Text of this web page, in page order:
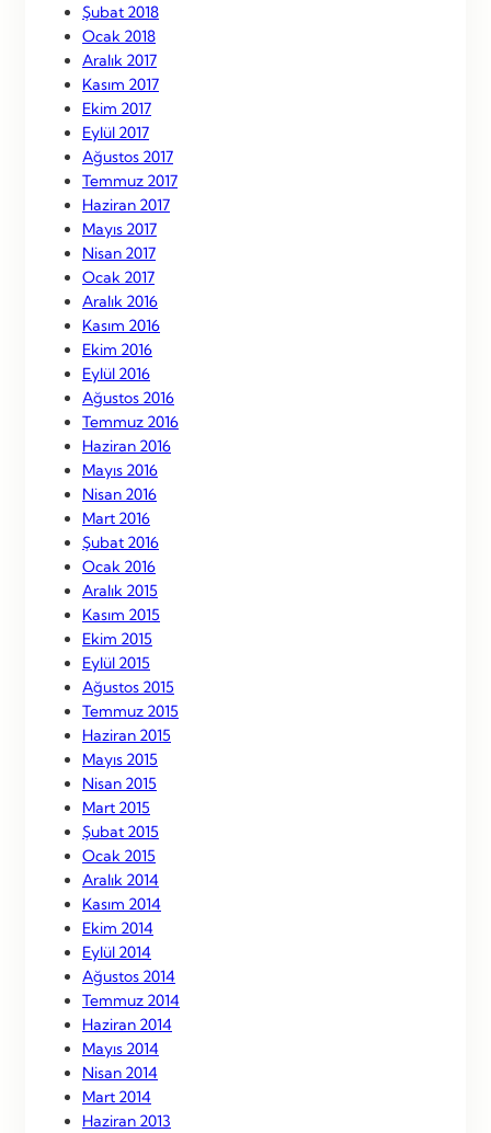
Şubat 2018
Ocak 2018
Aralık 2017
Kasım 2017
Ekim 2017
Eylül 2017
Ağustos 2017
Temmuz 2017
Haziran 2017
Mayıs 2017
Nisan 2017
Ocak 2017
Aralık 2016
Kasım 2016
Ekim 2016
Eylül 2016
Ağustos 2016
Temmuz 2016
Haziran 2016
Mayıs 2016
Nisan 2016
Mart 2016
Şubat 2016
Ocak 2016
Aralık 2015
Kasım 2015
Ekim 2015
Eylül 2015
Ağustos 2015
Temmuz 2015
Haziran 2015
Mayıs 2015
Nisan 2015
Mart 2015
Şubat 2015
Ocak 2015
Aralık 2014
Kasım 2014
Ekim 2014
Eylül 2014
Ağustos 2014
Temmuz 2014
Haziran 2014
Mayıs 2014
Nisan 2014
Mart 2014
Haziran 2013